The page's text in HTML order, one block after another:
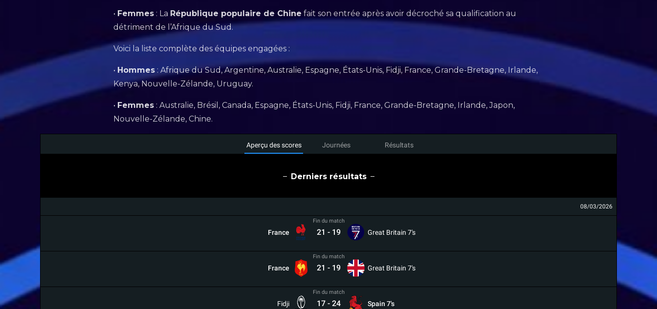
• Femmes : La République populaire de Chine fait son entrée après avoir décroché sa qualification au
détriment de l’Afrique du Sud.
Voici la liste complète des équipes engagées :
• Hommes : Afrique du Sud, Argentine, Australie, Espagne, États-Unis, Fidji, France, Grande-Bretagne, Irlande,
Kenya, Nouvelle-Zélande, Uruguay.
• Femmes : Australie, Brésil, Canada, Espagne, États-Unis, Fidji, France, Grande-Bretagne, Irlande, Japon,
Nouvelle-Zélande, Chine.
Aperçu des scores Journées Résultats
Derniers résultats
08/03/2026
France
Fin du match
21 - 19 Great Britain 7's
France
Fin du match
21 - 19 Great Britain 7's
Fidji
Fin du match
17 - 24 Spain 7's